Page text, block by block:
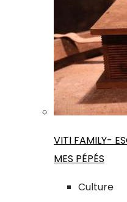
VITI FAMILY-
MES PÉPÉS
Culture